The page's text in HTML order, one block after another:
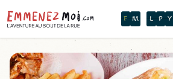
O N H O R